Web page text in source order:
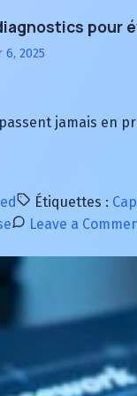
pour
6, 2025
jamais en
Étiquettes :
Leave a